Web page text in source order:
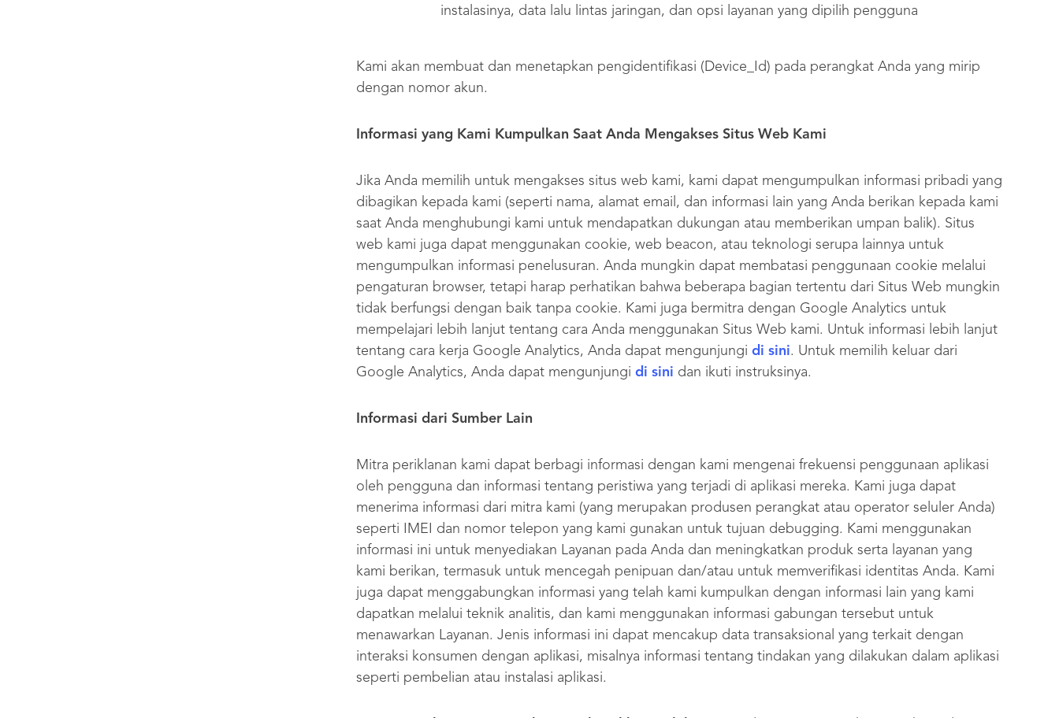
instalasinya, data lalu lintas jaringan, dan opsi layanan yang dipilih pengguna
Kami akan membuat dan menetapkan pengidentifikasi (Device_Id) pada perangkat Anda yang mirip
dengan nomor akun.
Informasi yang Kami Kumpulkan Saat Anda Mengakses Situs Web Kami
Jika Anda memilih untuk mengakses situs web kami, kami dapat mengumpulkan informasi pribadi yang
dibagikan kepada kami (seperti nama, alamat email, dan informasi lain yang Anda berikan kepada kami
saat Anda menghubungi kami untuk mendapatkan dukungan atau memberikan umpan balik). Situs
web kami juga dapat menggunakan cookie, web beacon, atau teknologi serupa lainnya untuk
mengumpulkan informasi penelusuran. Anda mungkin dapat membatasi penggunaan cookie melalui
pengaturan browser, tetapi harap perhatikan bahwa beberapa bagian tertentu dari Situs Web mungkin
tidak berfungsi dengan baik tanpa cookie. Kami juga bermitra dengan Google Analytics untuk
mempelajari lebih lanjut tentang cara Anda menggunakan Situs Web kami. Untuk informasi lebih lanjut
tentang cara kerja Google Analytics, Anda dapat mengunjungi di sini. Untuk memilih keluar dari
Google Analytics, Anda dapat mengunjungi di sini dan ikuti instruksinya.
Informasi dari Sumber Lain
Mitra periklanan kami dapat berbagi informasi dengan kami mengenai frekuensi penggunaan aplikasi
oleh pengguna dan informasi tentang peristiwa yang terjadi di aplikasi mereka. Kami juga dapat
menerima informasi dari mitra kami (yang merupakan produsen perangkat atau operator seluler Anda)
seperti IMEI dan nomor telepon yang kami gunakan untuk tujuan debugging. Kami menggunakan
informasi ini untuk menyediakan Layanan pada Anda dan meningkatkan produk serta layanan yang
kami berikan, termasuk untuk mencegah penipuan dan/atau untuk memverifikasi identitas Anda. Kami
juga dapat menggabungkan informasi yang telah kami kumpulkan dengan informasi lain yang kami
dapatkan melalui teknik analitis, dan kami menggunakan informasi gabungan tersebut untuk
menawarkan Layanan. Jenis informasi ini dapat mencakup data transaksional yang terkait dengan
interaksi konsumen dengan aplikasi, misalnya informasi tentang tindakan yang dilakukan dalam aplikasi
seperti pembelian atau instalasi aplikasi.